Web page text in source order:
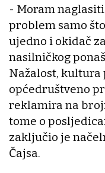
- Moram
problem samo
ujedno i okidač
nasilničkog
Nažalost, kultura
općedruštveno
reklamira na
tome o
zaključio je
Čajsa.